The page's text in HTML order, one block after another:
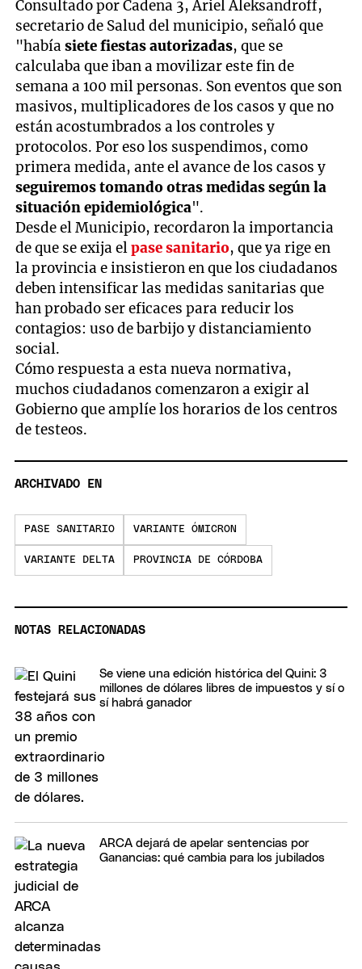
Consultado por Cadena 3, Ariel Aleksandroff,
secretario de Salud del municipio, señaló que
"habíasiete fiestas autorizadas, que se
calculaba que iban a movilizar este fin de
semana a 100 mil personas. Son eventos que son
masivos, multiplicadores de los casos y que no
están acostumbrados a los controles y
protocolos. Por eso los suspendimos, como
primera medida, ante el avance de los casos y
seguiremos tomando otras medidas según la
situación epidemiológica".
Desde el Municipio, recordaron la importancia
de que se exija elpase sanitario, que ya rige en
la provincia e insistieron en que los ciudadanos
deben intensificar las medidas sanitarias que
han probado ser eficaces para reducir los
contagios: uso de barbijo y distanciamiento
social.
Cómo respuesta a esta nueva normativa,
muchos ciudadanos comenzaron a exigir al
Gobierno que amplíe los horarios de los centros
de testeos.
ARCHIVADO EN
PASE SANITARIO VARIANTE ÓMICRON
VARIANTE DELTA PROVINCIA DE CÓRDOBA
NOTAS RELACIONADAS
Se viene una edición histórica del Quini: 3
millones de dólares libres de impuestos y sí o
sí habrá ganador
ARCA dejará de apelar sentencias por
Ganancias: qué cambia para los jubilados